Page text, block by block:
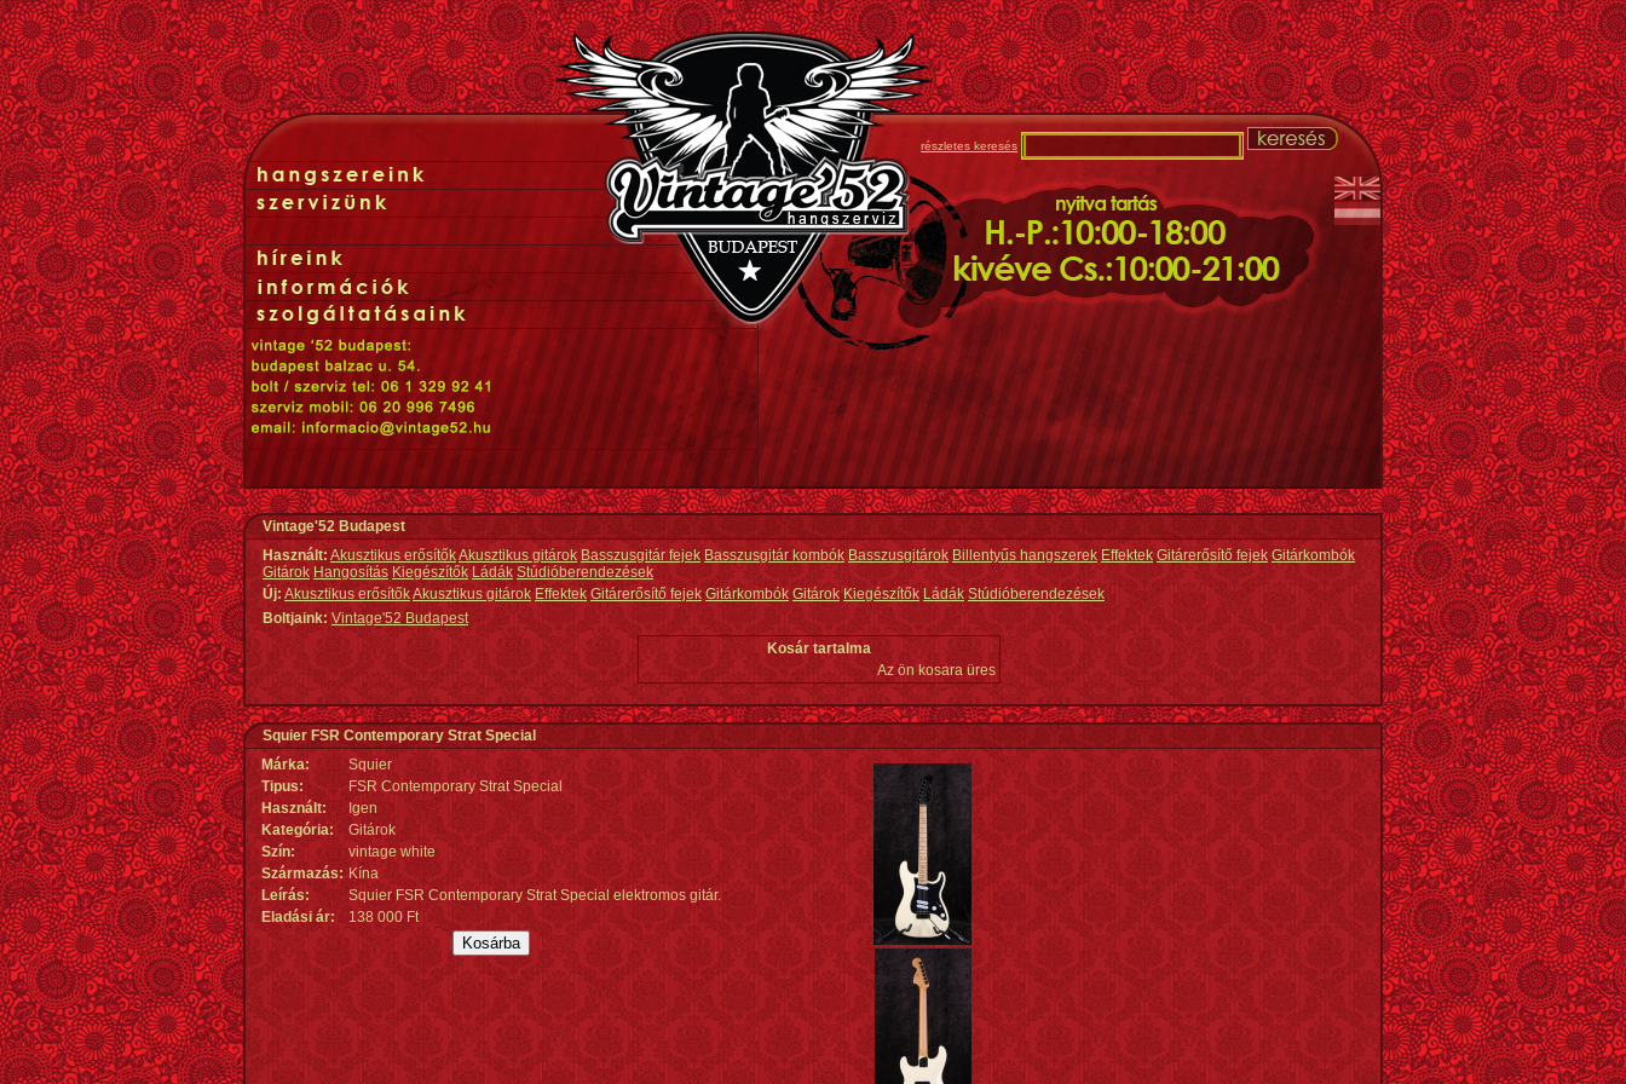
részletes keresés
Vintage'52 Budapest
Használt: Akusztikus erősítőkAkusztikus gitárok Basszusgitár fejek Basszusgitár kombók Basszusgitárok Billentyűs hangszerek Effektek Gitárerősítő fejek Gitárkombók
Gitárok Hangosítás Kiegészítők Ládák Stúdióberendezések
Új:Akusztikus erősítőkAkusztikus gitárok Effektek Gitárerősítő fejek Gitárkombók Gitárok Kiegészítők Ládák Stúdióberendezések
Boltjaink: Vintage'52 Budapest
Kosár tartalma
Az ön kosara üres
Squier FSR Contemporary Strat Special
Márka:
Squier
Tipus:
FSR Contemporary Strat Special
Használt:
Igen
Kategória:
Gitárok
Szín:
vintage white
Származás: Kína
Leírás:
Squier FSR Contemporary Strat Special elektromos gitár.
Eladási ár:
138 000 Ft